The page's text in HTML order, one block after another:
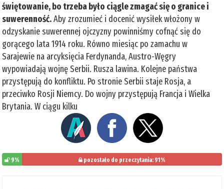
świętowanie, bo trzeba było ciągle zmagać się o granice i
suwerenność.Aby zrozumieć i docenić wysiłek włożony w
odzyskanie suwerennej ojczyzny powinniśmy cofnąć się do
gorącego lata 1914 roku. Równo miesiąc po zamachu w
Sarajewie na arcyksięcia Ferdynanda, Austro-Węgry
wypowiadają wojnę Serbii. Rusza lawina. Kolejne państwa
przystępują do konfliktu. Po stronie Serbii staje Rosja, a
przeciwko Rosji Niemcy. Do wojny przystępują Francja i Wielka
Brytania. W ciągu kilku
9% pozostało do przeczytania: 91%